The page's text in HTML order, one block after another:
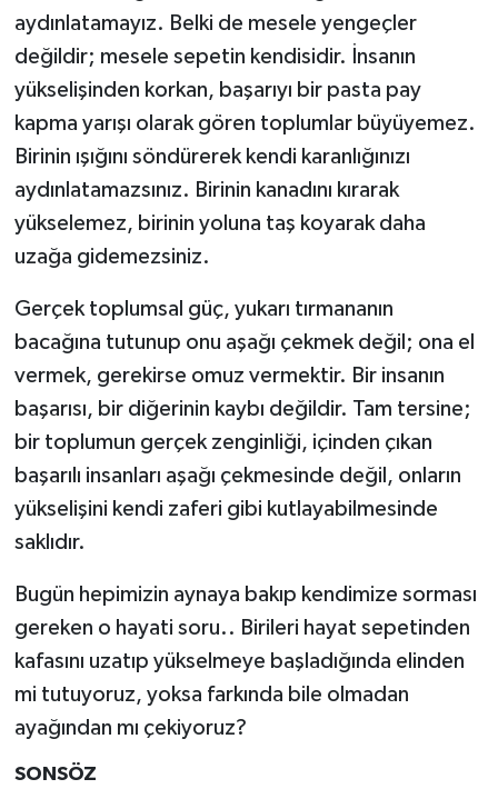
aydınlatamayız. Belki de mesele yengeçler
değildir; mesele sepetin kendisidir. İnsanın
yükselişinden korkan, başarıyı bir pasta pay
kapma yarışı olarak gören toplumlar büyüyemez.
Birinin ışığını söndürerek kendi karanlığınızı
aydınlatamazsınız. Birinin kanadını kırarak
yükselemez, birinin yoluna taş koyarak daha
uzağa gidemezsiniz.
Gerçek toplumsal güç, yukarı tırmananın
bacağına tutunup onu aşağı çekmek değil; ona el
vermek, gerekirse omuz vermektir. Bir insanın
başarısı, bir diğerinin kaybı değildir. Tam tersine;
bir toplumun gerçek zenginliği, içinden çıkan
başarılı insanları aşağı çekmesinde değil, onların
yükselişini kendi zaferi gibi kutlayabilmesinde
saklıdır.
Bugün hepimizin aynaya bakıp kendimize sorması
gereken o hayati soru.. Birileri hayat sepetinden
kafasını uzatıp yükselmeye başladığında elinden
mi tutuyoruz, yoksa farkında bile olmadan
ayağından mı çekiyoruz?
SONSÖZ